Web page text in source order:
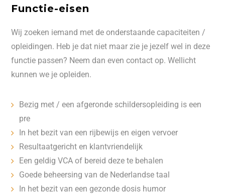
Functie-eisen
Wij zoeken iemand met de onderstaande capaciteiten /
opleidingen. Heb je dat niet maar zie je jezelf wel in deze
functie passen? Neem dan even contact op. Wellicht
kunnen we je opleiden.
Bezig met / een afgeronde schildersopleiding is een
pre
In het bezit van een rijbewijs en eigen vervoer
Resultaatgericht en klantvriendelijk
Een geldig VCA of bereid deze te behalen
Goede beheersing van de Nederlandse taal
In het bezit van een gezonde dosis humor